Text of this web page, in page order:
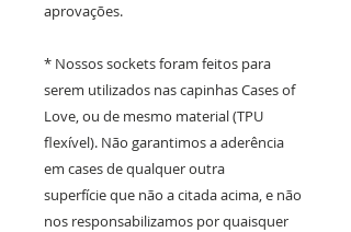
aprovações.
* Nossos sockets foram feitos para
serem utilizados nas capinhas Cases of
Love, ou de mesmo material (TPU
flexível). Não garantimos a aderência
em cases de qualquer outra
superfície que não a citada acima, e não
nos responsabilizamos por quaisquer